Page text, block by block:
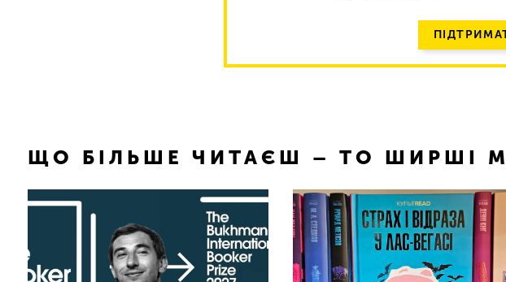
ЩО БІЛЬШЕ ЧИТАЄШ – ТО ШИРШІ